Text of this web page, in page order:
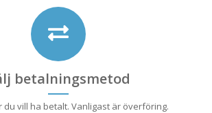
betalningsmetod
du vill ha betalt. Vanligast är överföring.